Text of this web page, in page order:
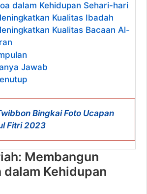
dalam Kehidupan Sehari-hari
Kualitas Ibadah
Kualitas Bacaan Al-
Jawab
Bingkai Foto Ucapan
Fitri 2023
Membangun
dalam Kehidupan